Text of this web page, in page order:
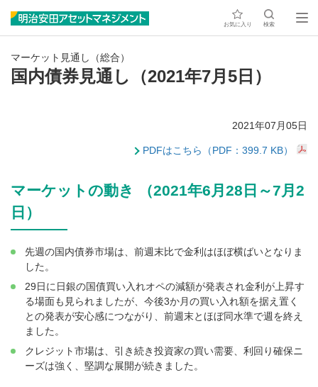
お気に入り 検索
マーケット見通し（総合）
国内債券見通し（2021年7月5日）
2021年07月05日
PDFはこちら（PDF：399.7 KB）
マーケットの動き （2021年6月28日～7月2
日）
先週の国内債券市場は、前週末比で金利はほぼ横ばいとなりま
した。
29日に日銀の国債買い入れオペの減額が発表され金利が上昇す
る場面も見られましたが、今後3か月の買い入れ額を据え置く
との発表が安心感につながり、前週末とほぼ同水準で週を終え
ました。
クレジット市場は、引き続き投資家の買い需要、利回り確保ニ
ーズは強く、堅調な展開が続きました。